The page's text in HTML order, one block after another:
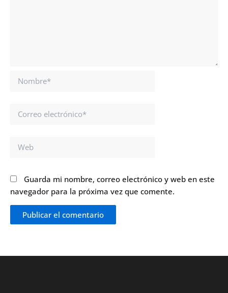
Nombre*
Correo
Web
Guarda mi nombre, correo electrónico y web en este
navegador para la próxima vez que comente.